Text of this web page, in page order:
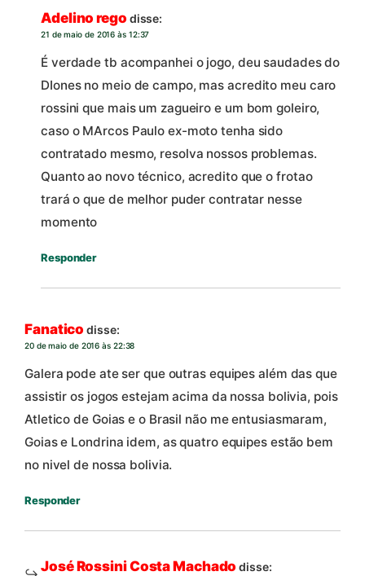
Adelino rego disse:
21 de maio de 2016 às 12:37
É verdade tb acompanhei o jogo, deu saudades do
DIones no meio de campo, mas acredito meu caro
rossini que mais um zagueiro e um bom goleiro,
caso o MArcos Paulo ex-moto tenha sido
contratado mesmo, resolva nossos problemas.
Quanto ao novo técnico, acredito que o frotao
trará o que de melhor puder contratar nesse
momento
Responder
Fanatico disse:
20 de maio de 2016 às 22:38
Galera pode ate ser que outras equipes além das que
assistir os jogos estejam acima da nossa bolivia, pois
Atletico de Goias e o Brasil não me entusiasmaram,
Goias e Londrina idem, as quatro equipes estão bem
no nivel de nossa bolivia.
Responder
José Rossini Costa Machado disse: